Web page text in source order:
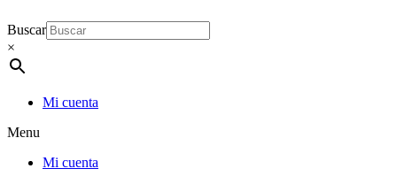
Buscar
×
Mi cuenta
Menu
Mi cuenta